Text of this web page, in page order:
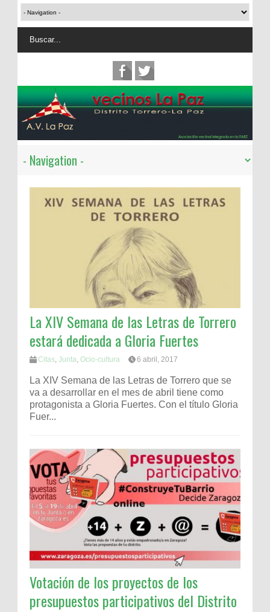
La XIV Semana de las Letras de Torrero
estará dedicada a Gloria Fuertes
Citas, Junta, Ocio-cultura 6 abril, 2017
La XIV Semana de las Letras de Torrero que se
va a desarrollar en el mes de abril tiene como
protagonista a Gloria Fuertes. Con el tí­tulo Gloria
Fuer...
Votación de los proyectos de los
presupuestos participativos del Distrito